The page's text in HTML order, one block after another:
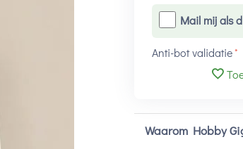
Mail mij als
Anti-bot validatie
Waarom Hobby